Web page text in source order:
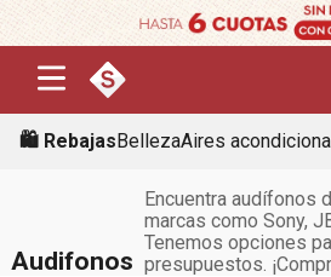
🛍️ RebajasBellezaAires
Audifonos
Encuentra audífonos
marcas como Sony,
Tenemos opciones
presupuestos.